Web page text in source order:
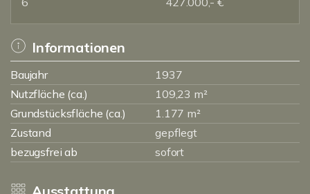
Informationen
Baujahr
1937
Nutzfläche (ca.)
109,23 m²
Grundstücksfläche (ca.)
1.177 m²
Zustand
gepflegt
bezugsfrei ab
sofort